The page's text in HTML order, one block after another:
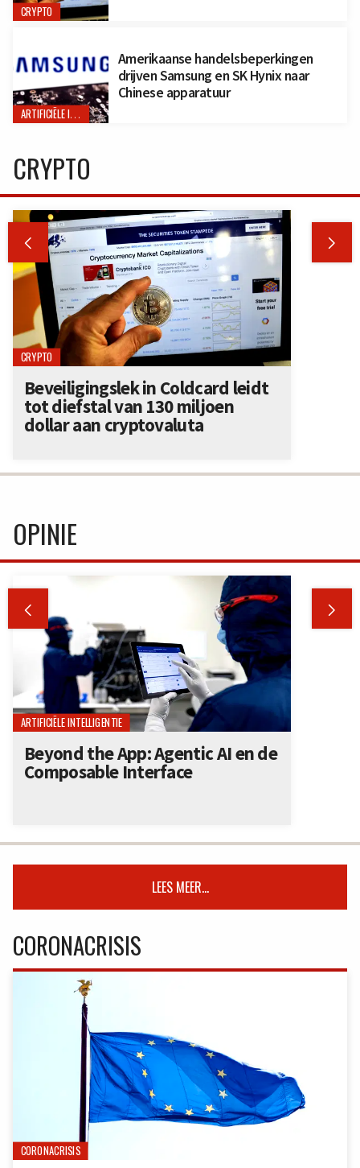
CRYPTO
ARTIFICIËLE INTELLIGENTIE
Amerikaanse handelsbeperkingen
drijven Samsung en SK Hynix naar
Chinese apparatuur
CRYPTO
 
CRYPTO
Beveiligingslek in Coldcard leidt
tot diefstal van 130 miljoen
dollar aan cryptovaluta
OPINIE
 
ARTIFICIËLE INTELLIGENTIE
Beyond the App: Agentic AI en de
Composable Interface
LEES MEER...
CORONACRISIS
CORONACRISIS